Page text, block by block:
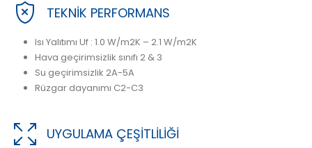
TEKNİK PERFORMANS
Isı Yalıtımı Uf : 1.0 W/m2K – 2.1 W/m2K
Hava geçirimsizlik sınıfı 2 & 3
Su geçirimsizlik 2A-5A
Rüzgar dayanımı C2-C3
UYGULAMA ÇEŞİTLİLİĞİ